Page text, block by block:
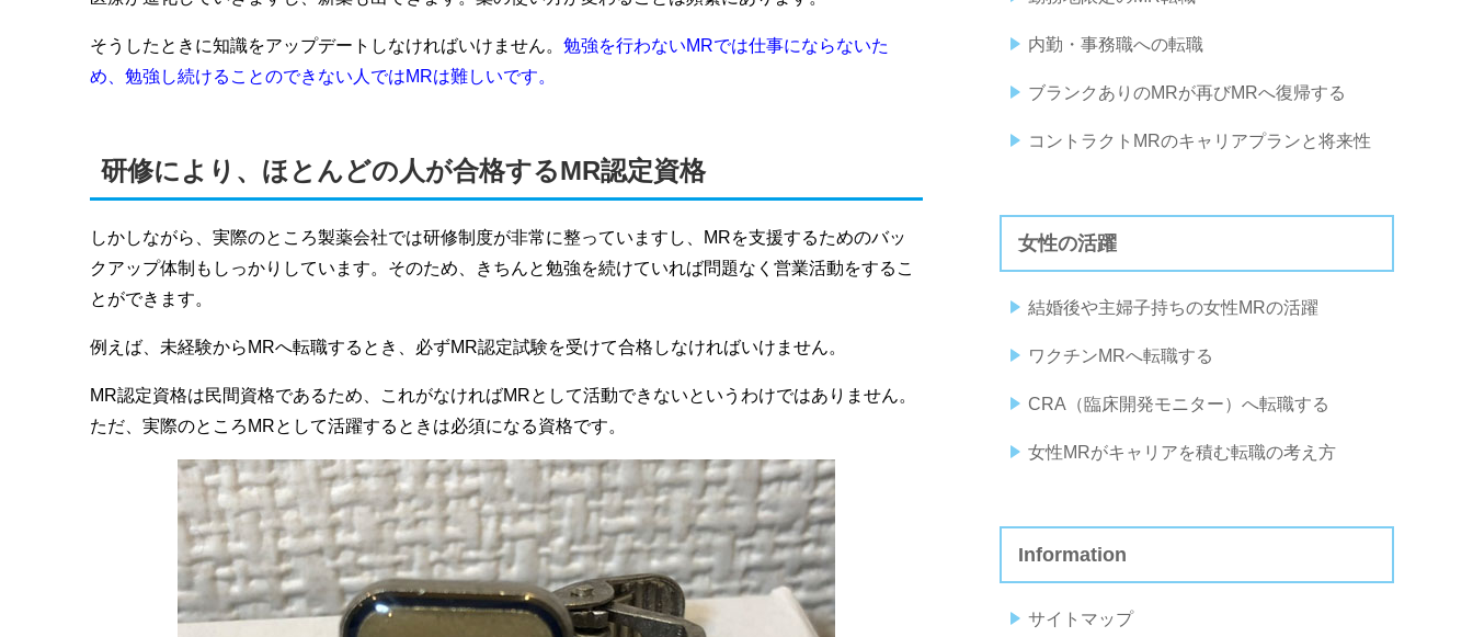
そうしたときに知識をアップデートしなければいけません。 勉強を行わないMRでは仕事にならないた
め、勉強し続けることのできない人ではMRは難しいです。
研修により、ほとんどの人が合格するMR認定資格
しかしながら、実際のところ製薬会社では研修制度が非常に整っていますし、MRを支援するためのバッ
クアップ体制もしっかりしています。そのため、きちんと勉強を続けていれば問題なく営業活動をするこ
とができます。
例えば、未経験からMRへ転職するとき、必ずMR認定試験を受けて合格しなければいけません。
MR認定資格は民間資格であるため、これがなければMRとして活動できないというわけではありません。
ただ、実際のところMRとして活躍するときは必須になる資格です。
内勤・事務職への転職
ブランクありのMRが再びMRへ復帰する
コントラクトMRのキャリアプランと将来性
女性の活躍
結婚後や主婦子持ちの女性MRの活躍
ワクチンMRへ転職する
CRA（臨床開発モニター）へ転職する
女性MRがキャリアを積む転職の考え方
Information
サイトマップ